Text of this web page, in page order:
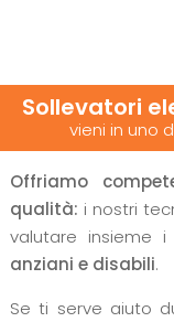
Sollevatori
vieni in uno
Offriamo
qualità: i nostri
valutare insieme i
anziani e disabili.
Se ti serve aiuto